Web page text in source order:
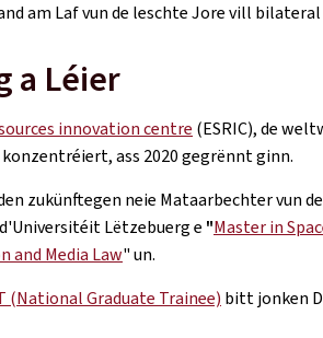
am Laf vun de leschte Jore vill
a Léier
innovation centre (ESRIC), de
ass 2020 gegrënnt ginn.
zukünftegen neie Mataarbechter vun
Lëtzebuerg e "Master in
and Media Law" un.
(National Graduate Trainee) bitt jonken